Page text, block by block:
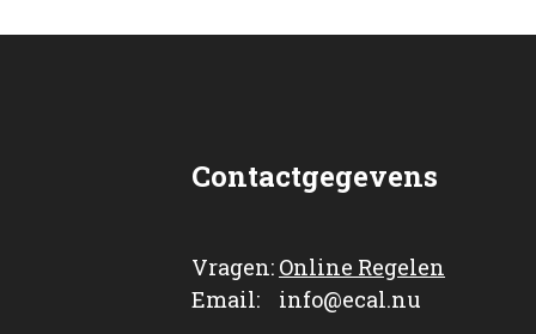
Contactgegevens
Vragen: Online Regelen
Email: info@ecal.nu